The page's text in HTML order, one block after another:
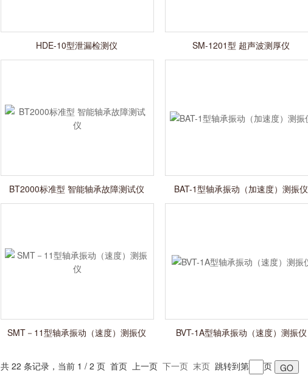
HDE-10型泄漏检测仪 SM-1201型 超声波测厚仪
BT2000标准型 智能轴承故障测试仪 BAT-1型轴承振动（加速度）测振仪
SMT－11型轴承振动（速度）测振仪 BVT-1A型轴承振动（速度）测振仪
共 22 条记录，当前 1 / 2 页 首页 上一页 下一页 末页 跳转到第 页